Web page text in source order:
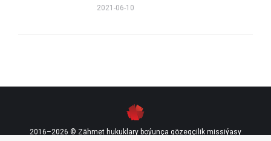
2021-06-10
2016–2026 © Zähmet hukuklary boýunça gözegçilik missiýasy